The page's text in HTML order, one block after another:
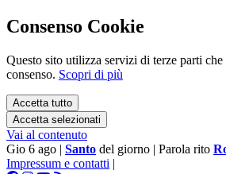
Consenso Cookie
Questo sito utilizza servizi di terze parti
consenso. Scopri di più
Accetta tutto
Accetta selezionati
Vai al contenuto
Gio 6 ago | Santo del giorno | Parola rito
Impressum e contatti |